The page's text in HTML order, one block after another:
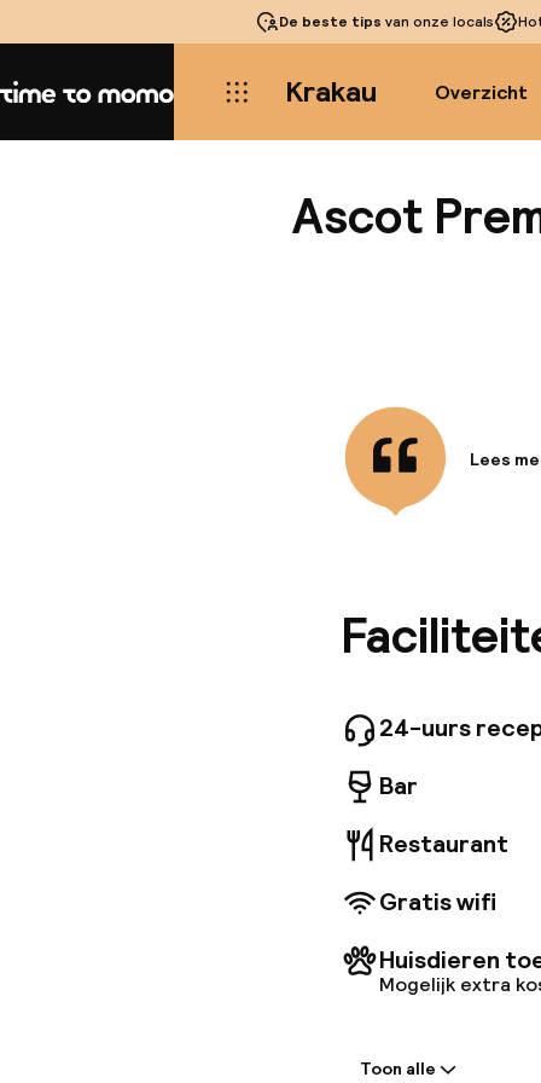
De beste tips van onze locals
Home Krakau Overzicht
Ascot
minuten
hotel.
tv,
lunch
aan de
Lees
24-uurs
Bar
Restaurant
Gratis wifi
Huisdieren
Mogelijk extra
Toon alle